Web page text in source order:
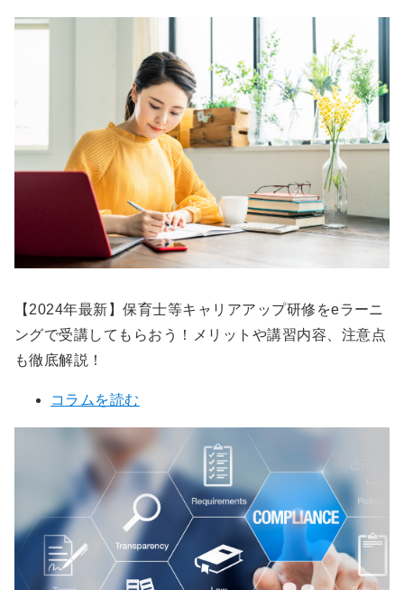
【2024年最新】保育士等キャリアアップ研修をeラーニ
ングで受講してもらおう！メリットや講習内容、注意点
も徹底解説！
コラムを読む